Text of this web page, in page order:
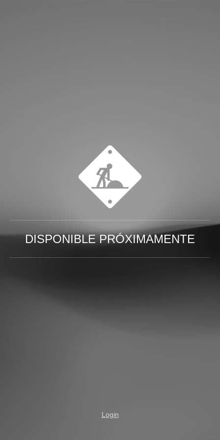
DISPONIBLE PRÓXIMAMENTE
Login